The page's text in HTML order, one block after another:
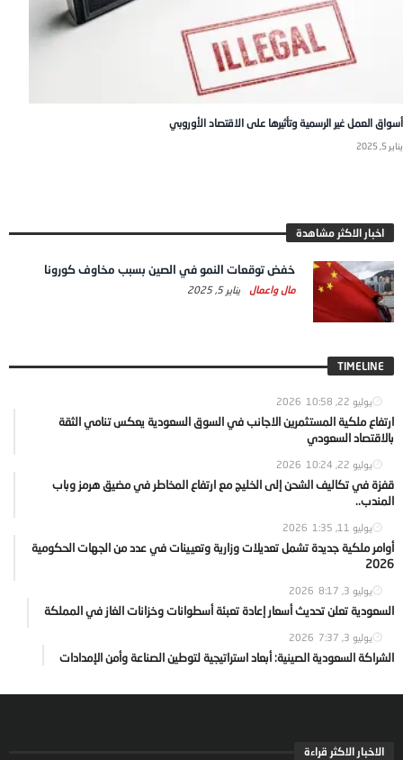
أسواق العمل غير الرسمية وتأثيرها على الاقتصاد الأوروبي
يناير 5, 2025
اخبار الاكثر مشاهدة
خفض توقعات النمو في الصين بسبب مخاوف كورونا
مال واعمال يناير 5, 2025
TIMELINE
يوليو 22, 2026 10:58
ارتفاع ملكية المستثمرين الاجانب في السوق السعودية يعكس تنامي الثقة
بالاقتصاد السعودي
يوليو 22, 2026 10:24
قفزة في تكاليف الشحن إلى الخليج مع ارتفاع المخاطر في مضيق هرمز وباب
المندب..
يوليو 11, 2026 1:35
أوامر ملكية جديدة تشمل تعديلات وزارية وتعيينات في عدد من الجهات الحكومية
2026
يوليو 3, 2026 8:17
السعودية تعلن تحديث أسعار إعادة تعبئة أسطوانات وخزانات الغاز في المملكة
يوليو 3, 2026 7:37
الشراكة السعودية الصينية: أبعاد استراتيجية لتوطين الصناعة وأمن الإمدادات
الاخبار الاكثر قراءة